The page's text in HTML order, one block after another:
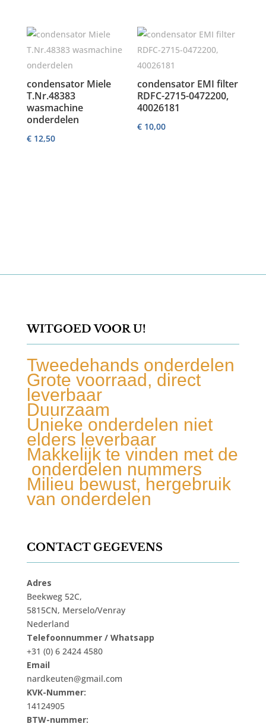
condensator Miele
T.Nr.48383
wasmachine
onderdelen
€12,50
condensator EMI filter
RDFC-2715-0472200,
40026181
€ 10,00
WITGOED VOOR U!
Tweedehands onderdelen
Grote voorraad, direct
leverbaar
Duurzaam
Unieke onderdelen niet
elders leverbaar
Makkelijk te vinden met de
onderdelen nummers
Milieu bewust, hergebruik
van onderdelen
CONTACT GEGEVENS
Adres
Beekweg 52C,
5815CN, Merselo/Venray
Nederland
Telefoonnummer / Whatsapp
+31 (0) 6 2424 4580
Email
nardkeuten@gmail.com
KVK-Nummer:
14124905
BTW-nummer: